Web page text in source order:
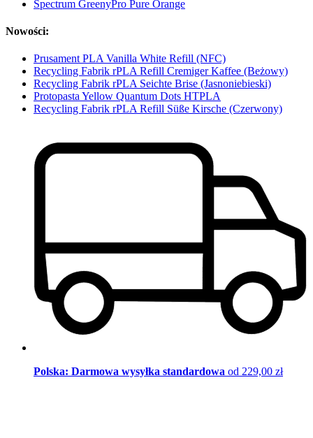
Spectrum GreenyPro Pure Orange
Nowości:
Prusament PLA Vanilla White Refill (NFC)
Recycling Fabrik rPLA Refill Cremiger Kaffee (Beżowy)
Recycling Fabrik rPLA Seichte Brise (Jasnoniebieski)
Protopasta Yellow Quantum Dots HTPLA
Recycling Fabrik rPLA Refill Süße Kirsche (Czerwony)
Polska: Darmowa wysyłka standardowa od 229,00 zł